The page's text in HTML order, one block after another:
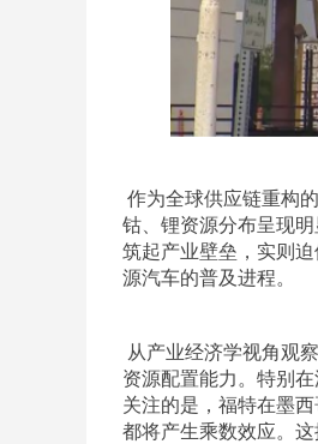
作为全球供应链重构
钴、锂资源分布呈现
筑起产业壁垒，实则
源汽车的普及进程。
从产业经济学视角观
资源配置能力。特别
关注的是，福特在墨
都将产生乘数效应。